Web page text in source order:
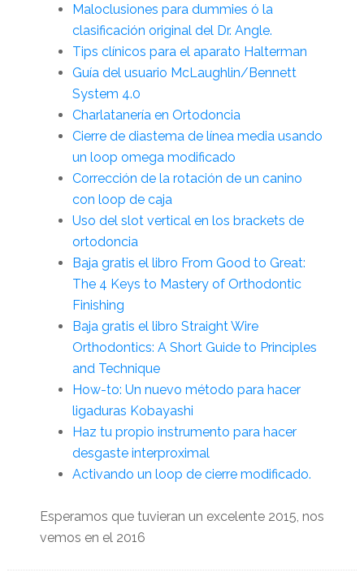
Maloclusiones para dummies ó la
clasificación original del Dr. Angle.
Tips clínicos para el aparato Halterman
Guía del usuario McLaughlin/Bennett
System 4.0
Charlatanería en Ortodoncia
Cierre de diastema de línea media usando
un loop omega modificado
Corrección de la rotación de un canino
con loop de caja
Uso del slot vertical en los brackets de
ortodoncia
Baja gratis el libro From Good to Great:
The 4 Keys to Mastery of Orthodontic
Finishing
Baja gratis el libro Straight Wire
Orthodontics: A Short Guide to Principles
and Technique
How-to: Un nuevo método para hacer
ligaduras Kobayashi
Haz tu propio instrumento para hacer
desgaste interproximal
Activando un loop de cierre modificado.
Esperamos que tuvieran un excelente 2015, nos
vemos en el 2016